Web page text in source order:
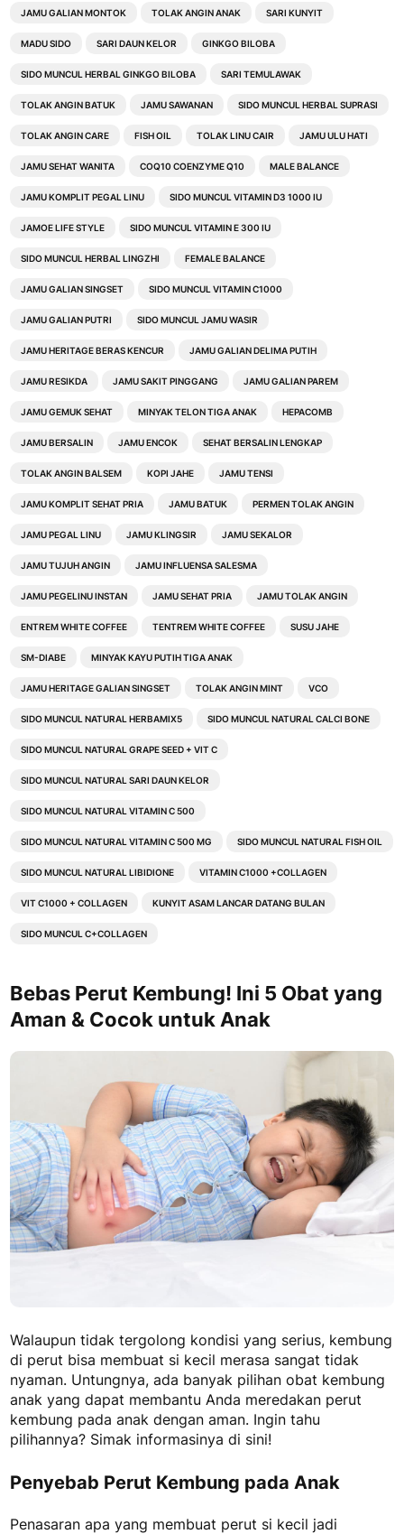
JAMU GALIAN MONTOK TOLAK ANGIN ANAK SARI KUNYIT
MADU SIDO SARI DAUN KELOR GINKGO BILOBA
SIDO MUNCUL HERBAL GINKGO BILOBA SARI TEMULAWAK
TOLAK ANGIN BATUK JAMU SAWANAN SIDO MUNCUL HERBAL SUPRASI
TOLAK ANGIN CARE FISH OIL TOLAK LINU CAIR JAMU ULU HATI
JAMU SEHAT WANITA COQ10 COENZYME Q10 MALE BALANCE
JAMU KOMPLIT PEGAL LINU SIDO MUNCUL VITAMIN D3 1000 IU
JAMOE LIFE STYLE SIDO MUNCUL VITAMIN E 300 IU
SIDO MUNCUL HERBAL LINGZHI FEMALE BALANCE
JAMU GALIAN SINGSET SIDO MUNCUL VITAMIN C1000
JAMU GALIAN PUTRI SIDO MUNCUL JAMU WASIR
JAMU HERITAGE BERAS KENCUR JAMU GALIAN DELIMA PUTIH
JAMU RESIKDA JAMU SAKIT PINGGANG JAMU GALIAN PAREM
JAMU GEMUK SEHAT MINYAK TELON TIGA ANAK HEPACOMB
JAMU BERSALIN JAMU ENCOK SEHAT BERSALIN LENGKAP
TOLAK ANGIN BALSEM KOPI JAHE JAMU TENSI
JAMU KOMPLIT SEHAT PRIA JAMU BATUK PERMEN TOLAK ANGIN
JAMU PEGAL LINU JAMU KLINGSIR JAMU SEKALOR
JAMU TUJUH ANGIN JAMU INFLUENSA SALESMA
JAMU PEGELINU INSTAN JAMU SEHAT PRIA JAMU TOLAK ANGIN
ENTREM WHITE COFFEE TENTREM WHITE COFFEE SUSU JAHE
SM-DIABE MINYAK KAYU PUTIH TIGA ANAK
JAMU HERITAGE GALIAN SINGSET TOLAK ANGIN MINT VCO
SIDO MUNCUL NATURAL HERBAMIX5 SIDO MUNCUL NATURAL CALCI BONE
SIDO MUNCUL NATURAL GRAPE SEED + VIT C
SIDO MUNCUL NATURAL SARI DAUN KELOR
SIDO MUNCUL NATURAL VITAMIN C 500
SIDO MUNCUL NATURAL VITAMIN C 500 MG SIDO MUNCUL NATURAL FISH OIL
SIDO MUNCUL NATURAL LIBIDIONE VITAMIN C1000 +COLLAGEN
VIT C1000 + COLLAGEN KUNYIT ASAM LANCAR DATANG BULAN
SIDO MUNCUL C+COLLAGEN
Bebas Perut Kembung! Ini 5 Obat yang
Aman & Cocok untuk Anak
Walaupun tidak tergolong kondisi yang serius, kembung
di perut bisa membuat si kecil merasa sangat tidak
nyaman. Untungnya, ada banyak pilihan obat kembung
anak yang dapat membantu Anda meredakan perut
kembung pada anak dengan aman. Ingin tahu
pilihannya? Simak informasinya di sini!
Penyebab Perut Kembung pada Anak
Penasaran apa yang membuat perut si kecil jadi